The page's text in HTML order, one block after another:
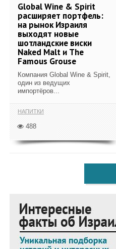
Global Wine & Spirit
расширяет портфель:
на рынок Израиля
выходят новые
шотландские виски
Naked Malt и The
Famous Grouse
Компания Global Wine & Spirit,
один из ведущих
импортёров...
НАПИТКИ
488